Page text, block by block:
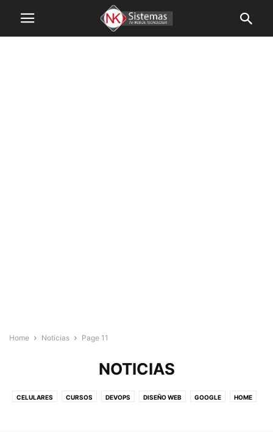
Home Noticias Page 11
NOTICIAS
CELULARES CURSOS DEVOPS DISEÑO WEB GOOGLE HOME